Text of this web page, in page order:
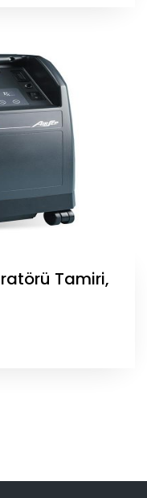
Tamiri,